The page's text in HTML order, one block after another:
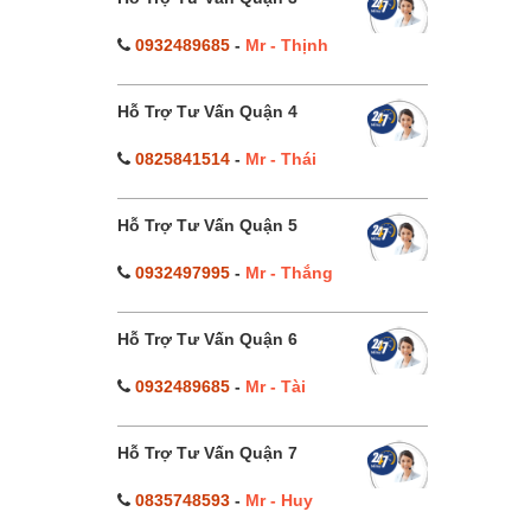
0932489685- Mr - Thịnh
Hỗ Trợ Tư Vấn Quận 4
0825841514- Mr - Thái
Hỗ Trợ Tư Vấn Quận 5
0932497995- Mr - Thắng
Hỗ Trợ Tư Vấn Quận 6
0932489685- Mr - Tài
Hỗ Trợ Tư Vấn Quận 7
0835748593- Mr - Huy